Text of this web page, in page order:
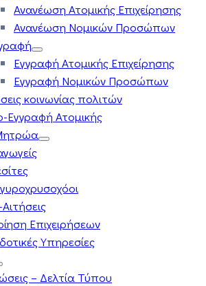
Ανανέωση Ατομικής Επιχείρησης
Ανανέωση Νομικών Προσώπων
Εγγραφή Ατομικής Επιχείρησης
Εγγραφή Νομικών Προσώπων
κοινωνίας πολιτών
Ατομικής
Επιχειρήσεων
Υπηρεσίες
– Δελτία Τύπου